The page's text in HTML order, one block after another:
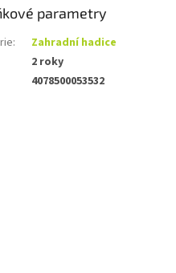
parametry
:
Zahradní hadice
2 roky
4078500053532